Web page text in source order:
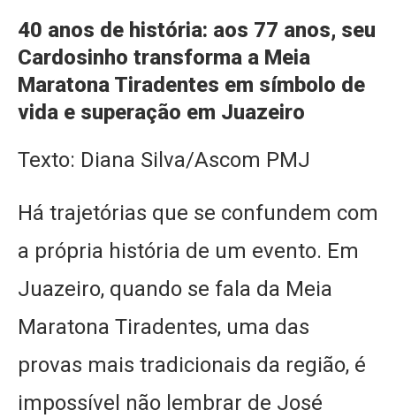
40 anos de história: aos 77 anos, seu
Cardosinho transforma a Meia
Maratona Tiradentes em símbolo de
vida e superação em Juazeiro
Texto: Diana Silva/Ascom PMJ
Há trajetórias que se confundem com
a própria história de um evento. Em
Juazeiro, quando se fala da Meia
Maratona Tiradentes, uma das
provas mais tradicionais da região, é
impossível não lembrar de José